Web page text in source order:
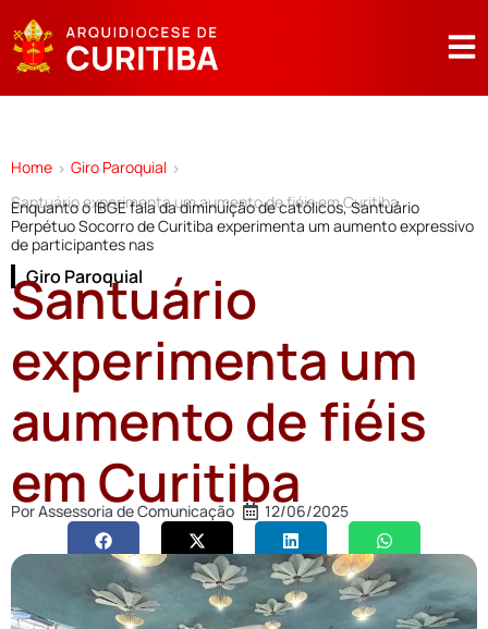
Home > Giro Paroquial >
Santuário experimenta um aumento de fiéis em Curitiba
Enquanto o IBGE fala da diminuição de católicos, Santuário
Perpétuo Socorro de Curitiba experimenta um aumento expressivo
de participantes nas
Giro Paroquial
Santuário
experimenta um
aumento de fiéis
em Curitiba
PorAssessoria de Comunicação 12/06/2025